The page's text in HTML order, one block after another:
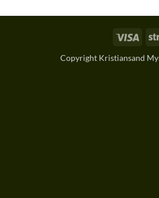
Visa
Copyright Kristiansand